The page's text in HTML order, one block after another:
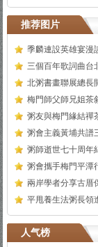
推荐图片
季麟連設英雄宴漫
三個百年歌詞曲台
北粥書畫聯展總長
梅門師父師兄姐茶
粥友與梅門緣結禪
粥會主義黃埔共譜
粥師逝世七十周年
粥會攜手梅門平潭
兩岸學者分享古厝
平甩養生法粥長領
人气榜